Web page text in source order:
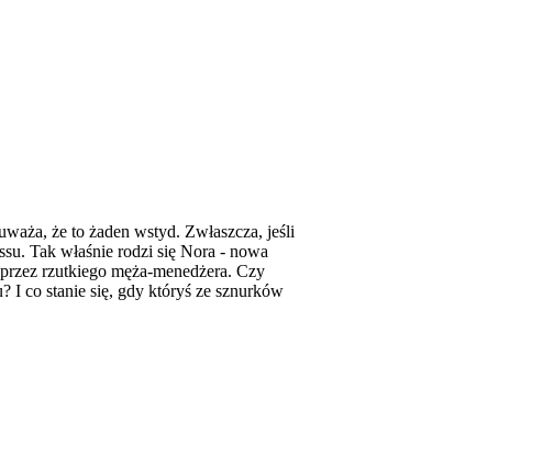
że to żaden wstyd. Zwłaszcza, jeśli
Tak właśnie rodzi się Nora - nowa
rzutkiego męża-menedżera. Czy
I co stanie się, gdy któryś ze sznurków